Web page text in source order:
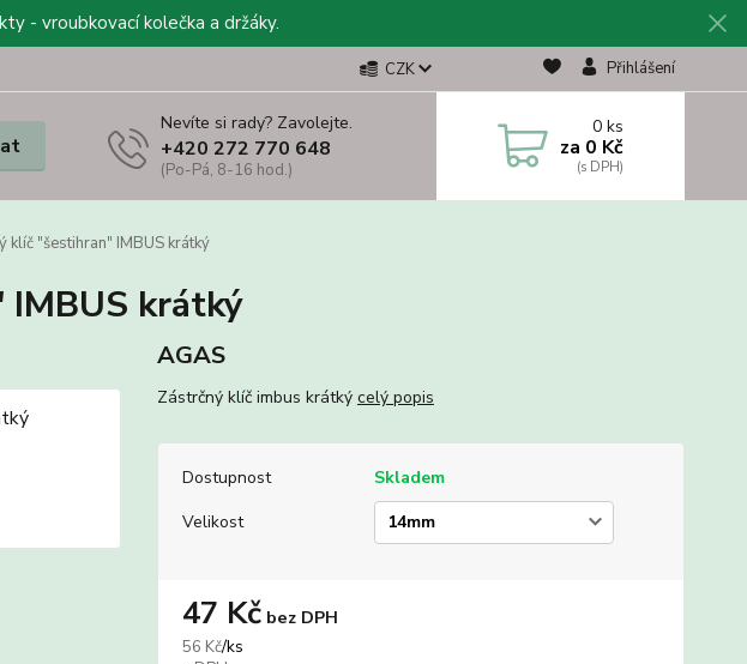
- vroubkovací kolečka a držáky.
CZK Přihlášení
Nevíte si rady? Zavolejte.
+420 272 770 648
(Po-Pá, 8-16 hod.)
0ks
za 0 Kč
klíč "šestihran" IMBUS krátký
krátký
AGAS
Zástrčný klíč imbus krátký celý popis
Dostupnost
Skladem
Velikost
56 Kč/ks
47 Kč bez DPH